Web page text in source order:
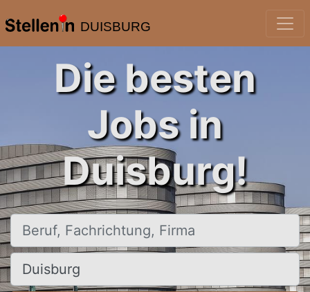
DUISBURG
Die besten
Jobs in
Duisburg!
Beruf, Fachrichtung, Firma
Ort, Stadt